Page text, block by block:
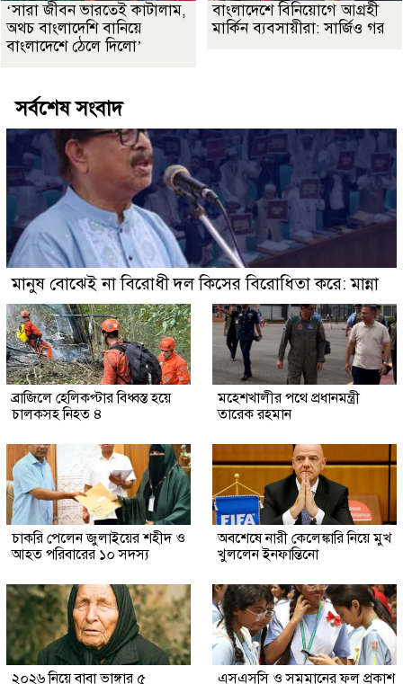
‘সারা জীবন ভারতেই কাটালাম,
অথচ বাংলাদেশি বানিয়ে
বাংলাদেশে ঠেলে দিলো’
বাংলাদেশে বিনিয়োগে আগ্রহী
মার্কিন ব্যবসায়ীরা: সার্জিও গর
সর্বশেষ সংবাদ
মানুষ বোঝেই না বিরোধী দল কিসের বিরোধিতা করে: মান্না
ব্রাজিলে হেলিকপ্টার বিধ্বস্ত হয়ে
চালকসহ নিহত ৪
মহেশখালীর পথে প্রধানমন্ত্রী
তারেক রহমান
চাকরি পেলেন জুলাইয়ের শহীদ ও
আহত পরিবারের ১০ সদস্য
অবশেষে নারী কেলেঙ্কারি নিয়ে মুখ
খুললেন ইনফান্তিনো
২০২৬ নিয়ে বাবা ভাঙ্গার ৫
এসএসসি ও সমমানের ফল প্রকাশ